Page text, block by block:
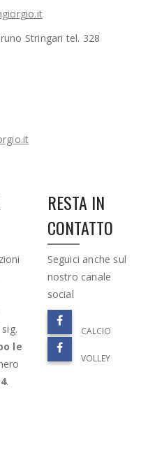
Stringari tel. 328
le
.
RESTA IN
CONTATTO
Seguici anche sul
nostro canale
social
CALCIO
VOLLEY